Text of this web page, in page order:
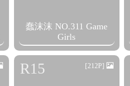
蠢沫沫 NO.311 Game
Girls
R15 [212P]